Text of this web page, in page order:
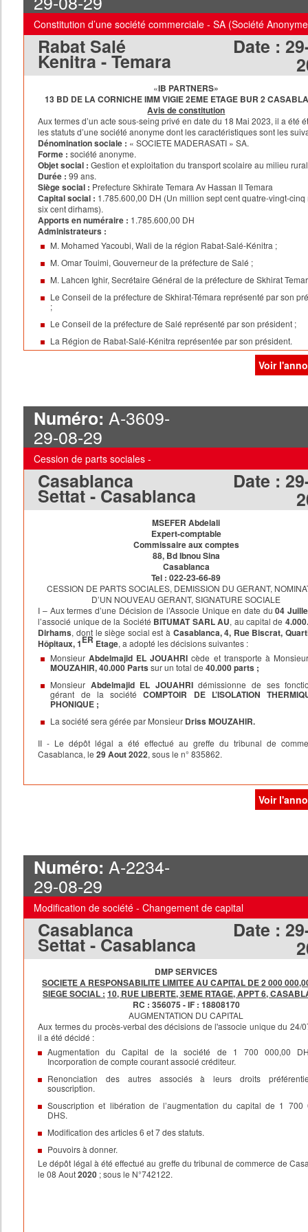
Constitution d’une société commerciale - SA (Société
Rabat Salé
Kenitra - Temara
Date :
«IB PARTNERS»
13 BD DE LA CORNICHE IMM VIGIE 2EME ETAGE BUR 2
Avis de constitution
Aux termes d’un acte sous-seing privé en date du 18 Mai 2023, il a été
les statuts d’une société anonyme dont les caractéristiques sont les
Dénomination sociale : « SOCIETE MADERASATI » SA.
Forme :société anonyme.
Objet social : Gestion et exploitation du transport scolaire au milieu
Durée : 99 ans.
Siège social : Prefecture Skhirate Temara Av Hassan II Temara
Capital social : 1.785.600,00 DH (Un million sept cent quatre-vingt-cinq
six cent dirhams).
Apports en numéraire : 1.785.600,00 DH
Administrateurs :
M. Mohamed Yacoubi, Wali de la région Rabat-Salé-Kénitra ;
M. Omar Touimi, Gouverneur de la préfecture de Salé ;
M. Lahcen Ighir, Secrétaire Général de la préfecture de Skhirat
Le Conseil de la préfecture de Skhirat-Témara représenté par son
;
Le Conseil de la préfecture de Salé représenté par son président ;
La Région de Rabat-Salé-Kénitra représentée par son président.
: Cabinet WORLD AUDIT sis 55 Avenue Ibn
2ème étage, appartement n°8, Agdal, Rabat, représenté par Monsieur
Dispositions statutaires relatives à la constitution de réserves et à la
répartition des bénéfices: conformément aux dispositions légales.
Avantages particuliers : aucun.
Clauses relatives à l’agrément des cessionnaires d’actions et la
désignation de l’organe social habilité à statuer sur les demandes
d’agrément :
Les actions ne peuvent être cédées qu’après accord de la société et
établissement des accords des conseils concernés visés par l’autorité
gouvernementale chargée de l’intérieur conformément à la loi
112-14 relative aux préfectures et provinces et la loi organique n° 111-
exploite un service similaire à l’objet de la société et qui a une
le domaine d’intervention de celle-ci.
janvier au 31 décembre.
la société est immatriculée au registre de commerce
Voir
Numéro: A-3609-
29-08-29
Cession de parts sociales -
Casablanca
Settat - Casablanca
Date :
MSEFER Abdelali
Expert-comptable
Commissaire aux comptes
88, Bd Ibnou Sina
Casablanca
Tel : 022-23-66-89
CESSION DE PARTS SOCIALES, DEMISSION DU GERANT,
D’UN NOUVEAU GERANT, SIGNATURE SOCIALE
I – Aux termes d’une Décision de l’Associe Unique en date du04
l’associé unique de la Société BITUMAT SARL AU, au capital de
Dirhams, dont le siège social est à Casablanca, 4, Rue Biscrat,
Hôpitaux, 1ER Etage, a adopté les décisions suivantes :
MonsieurAbdelmajid EL JOUAHRIcède et transporte à
MOUZAHIR, 40.000 Parts sur un total de40.000 parts ;
Monsieur Abdelmajid EL JOUAHRIdémissionne de ses
gérant de la sociétéCOMPTOIR DE L’ISOLATION
PHONIQUE ;
La société sera gérée par Monsieur Driss MOUZAHIR.
II - Le dépôt légal a été effectué au greffe du tribunal de
Casablanca, le29 Aout 2022,sous le n°835862.
Voir
Numéro: A-2234-
29-08-29
Modification de société - Changement de capital
Casablanca
Settat - Casablanca
Date :
DMP SERVICES
SOCIETE A RESPONSABILITE LIMITEE AU CAPITAL DE 2 000
SIEGE SOCIAL : 10, RUE LIBERTE, 3EME RTAGE, APPT 6,
RC : 356075 - IF : 18808170
AUGMENTATION DU CAPITAL
Aux termes du procès-verbal des décisions de l'associe unique du 24/
il a été décidé :
Augmentation du Capital de la société de 1 700 000,00
Incorporation de compte courant associé créditeur.
Renonciation des autres associés à leurs droits
souscription.
Souscription et libération de l’augmentation du capital de 1 700
DHS.
Modification des articles 6 et 7 des statuts.
Pouvoirs à donner.
Le dépôt légal à été effectué au greffe du tribunal de commerce de
le 08 Aout2020 ; sous le N°742122.